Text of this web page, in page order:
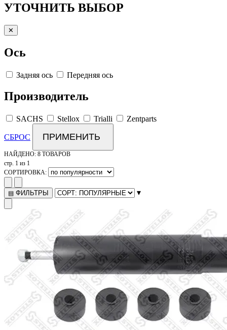
УТОЧНИТЬ ВЫБОР
✕
Ось
Задняя ось Передняя ось
Производитель
SACHS Stellox Trialli Zentparts
СБРОС ПРИМЕНИТЬ
НАЙДЕНО: 8 ТОВАРОВ
стр. 1 из 1
СОРТИРОВКА:
▤ ФИЛЬТРЫ ▾